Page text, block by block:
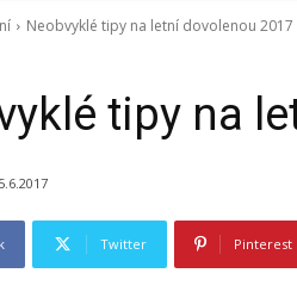
Neobvyklé tipy na letní dovolenou 2017
tipy na
5.6.2017
Twitter Pinterest